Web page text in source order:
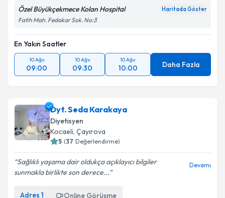
Özel Büyükçekmece Kolan Hospital Haritada Göster
Fatih Mah. Fedakar Sok. No:3
En Yakın Saatler
10 Ağu
09:00
10 Ağu
09:30
10 Ağu
10:00 Daha Fazla
Dyt. Seda Karakaya
Diyetisyen
Kocaeli, Çayırova
5 (37 Değerlendirme)
Sağlıklı yaşama dair oldukça açıklayıcı bilgiler
sunmakla birlikte son derece...
Devamı
Adres 1 Online Görüşme